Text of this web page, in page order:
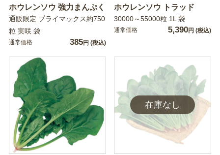
ホウレンソウ 強力まんぷく
通販限定 プライマックス約750
粒 実咲 袋
通常価格 385円 (税込)
ホウレンソウ トラッド
30000～55000粒 1L 袋
通常価格 5,390円 (税込)